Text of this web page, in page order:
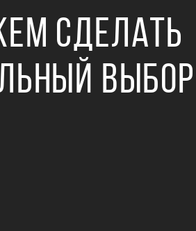
СДЕЛАТЬ
ВЫБОР